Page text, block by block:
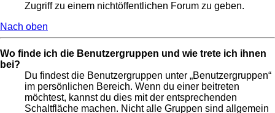
Zugriff zu einem nichtöffentlichen Forum zu geben.
Nach oben
Wo finde ich die Benutzergruppen und wie trete ich ihnen
bei?
Du findest die Benutzergruppen unter „Benutzergruppen“
im persönlichen Bereich. Wenn du einer beitreten
möchtest, kannst du dies mit der entsprechenden
Schaltfläche machen. Nicht alle Gruppen sind allgemein